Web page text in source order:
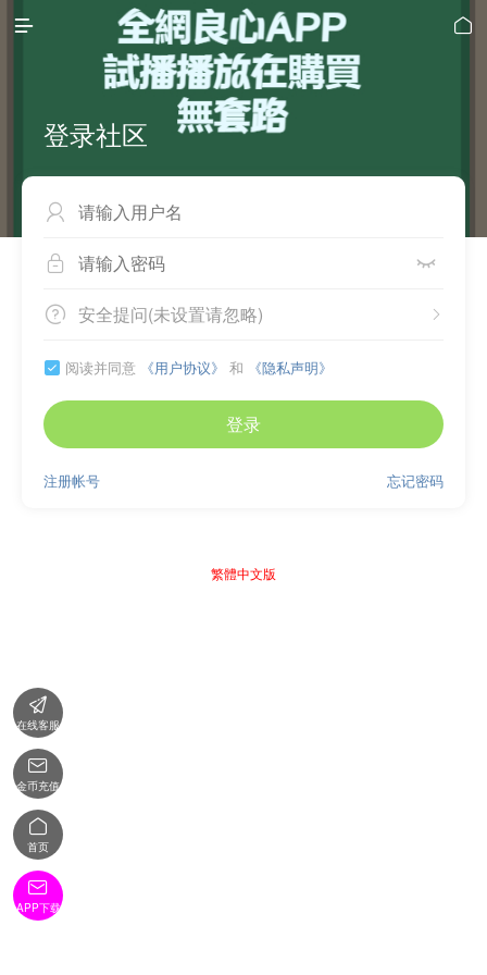
 
登录社区

 
 
安全提问(未设置请忽略)
 阅读并同意 《用户协议》 和 《隐私声明》
登录
忘记密码
注册帐号
繁體中文版

在线客服

金币充值

首页

APP下载